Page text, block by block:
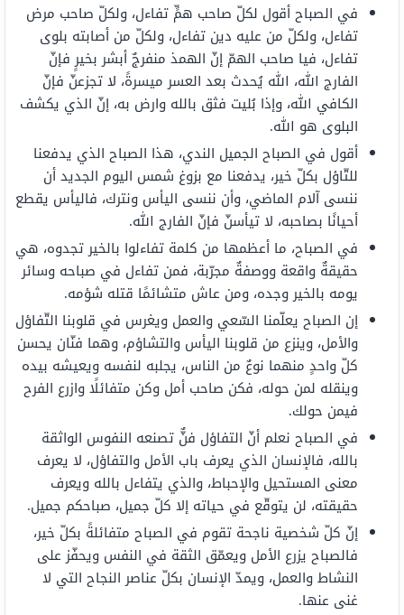
في الصباح أقول لكلّ صاحب همٍّ تفاءل، ولكلّ صاحب مرض
تفاءل، ولكلّ من عليه دين تفاءل، ولكلّ من أصابته بلوى
تفاءل، فيا صاحب الهمّ إنّ الهمذ منفرجٌ أبشر بخيرٍ فإنّ
الفارج الله، الله يُحدث بعد العسر ميسرةً، لا تجزعنّ فإنّ
الكافي الله، وإذا بُليت فثق بالله وارض به، إنّ الذي يكشف
البلوى هو الله.
أقول في الصباح الجميل الندي، هذا الصباح الذي يدفعنا
للتّاؤل بكلّ خير، يدفعنا مع بزوغ شمس اليوم الجديد أن
ننسى آلام الماضي، وأن ننسى اليأس ونترك، فاليأس يقطع
أحيانًا بصاحبه، لا تيأسنّ فإنّ الفارج الله.
في الصباح، ما أعظمها من كلمة تفاءلوا بالخير تجدوه، هي
حقيقةٌ واقعة ووصفةٌ مجرّبة، فمن تفاءل في صباحه وسائر
يومه بالخير وجده، ومن عاش متشائمًا قتله شؤمه.
إن الصباح يعلّمنا السّعي والعمل ويغرس في قلوبنا التّفاؤل
والأمل، وينزع من قلوبنا اليأس والتشاؤم، وهما فنّان يحسن
كلّ واحدٍ منهما نوعٌ من الناس، يجلبه لنفسه ويعيشه بيده
وينقله لمن حوله، فكن صاحب أمل وكن متفائلًا وازرع الفرح
فيمن حولك.
في الصباح نعلم أنّ التفاؤل فنٌّ تصنعه النفوس الواثقة
بالله، فالإنسان الذي يعرف باب الأمل والتفاؤل، لا يعرف
معنى المستحيل والإحباط، والذي يتفاءل بالله ويعرف
حقيقته، لن يتوقّع في حياته إلا كلّ جميل، صباحكم جميل.
إنّ كلّ شخصية ناجحة تقوم في الصباح متفائلةً بكلّ خير،
فالصباح يزرع الأمل ويعمّق الثقة في النفس ويحفّز على
النشاط والعمل، ويمدّ الإنسان بكلّ عناصر النجاح التي لا
غنى عنها.